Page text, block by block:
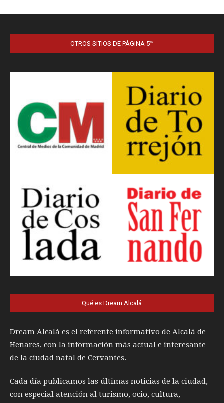
OTROS SITIOS DE PÁGINA 5™
Qué es Dream Alcalá
Dream Alcalá es el referente informativo de Alcalá de
Henares, con la información más actual e interesante
de la ciudad natal de Cervantes.
Cada día publicamos las últimas noticias de la ciudad,
con especial atención al turismo, ocio, cultura,